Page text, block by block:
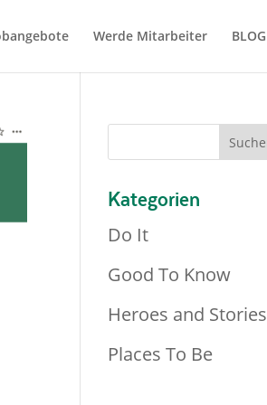
Werde Mitarbeiter BLOG
Kategorien
Do It
Good To Know
Heroes and Stories
Places To Be